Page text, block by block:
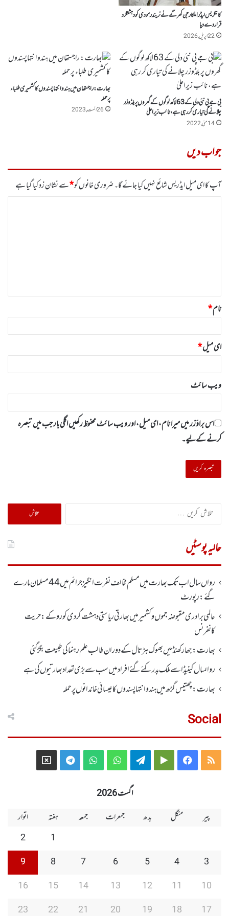
کانگریس لیڈرا ملکارجن کھرگے نے نریندر مودی کو دہشتگرد
قرار دے دیا
22 اپریل, 2026
بی جے پی نئی دلی کے 63لاکھ لوگوں کے گھروں پر بلڈوزر
چلانے کی تیاری کر رہی ہے، نائب زیر اعلیٰ
14 مئی, 2022
بھارت : راجستھان میں ہندو انتہاپسندوں کا کشمیری طلباء
پر حملہ
26 اگست, 2023
جواب دیں
آپ کا ای میل ایڈریس شائع نہیں کیا جائے گا۔ضروری خانوں کو*سے نشان زد کیا گیا ہے
نام*
ای میل*
ویب‌ سائٹ
اس براؤزر میں میرا نام، ای میل، اور ویب سائٹ محفوظ رکھیں اگلی بار جب میں تبصرہ
کرنے کےلیے۔
تلاش
کریں
حالیہ پوسٹیں
رواں سال اب تک بھارت میں مسلم مخالف نفرت انگیز جرائم میں 44 مسلمان مارے
گئے: رپورٹ
عالمی برادری مقبوضہ جموں وکشمیر میں بھارتی ریاستی دہشت گردی کو روکے : حریت
کانفرنس
بھارت :جھارکھنڈمیں بھوک ہڑتال کے دوران طالب علم رہنما کی طبیعت بگڑ گئی
رواںسال کینیڈا سے ملک بدر کئے گئے افراد میں سب سے بڑی تعداد بھارتیوں کی ہے
بھارت :چھتیس گڑھ میں ہندو انتہاپسندوں کا عیسائی خاندانوں پر حملہ
Social
RSS
Facebook
Google
Telegram
WhatsApp
WhatsApp
Telegram
X
اگست 2026
پیر
منگل بدھ جمعرات جمعہ ہفتہ
اتوار
1
2
3
4
5
6
7
8
9
10
11
12
13
14
15
16
17
18
19
20
21
22
23